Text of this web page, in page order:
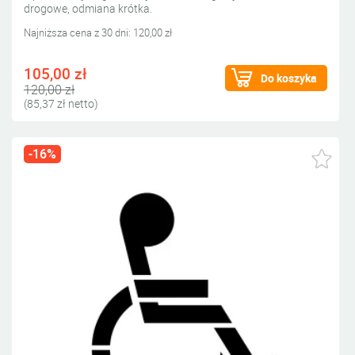
drogowe, odmiana krótka.
Najniższa cena z 30 dni: 120,00 zł
105,00 zł
120,00 zł
(85,37 zł netto)
Do koszyka
-16%